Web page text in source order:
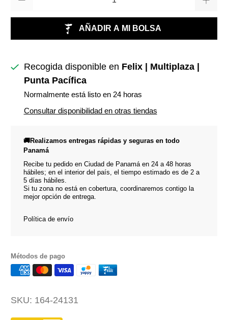
AÑADIR A MI BOLSA
Recogida disponible en Felix | Multiplaza |
Punta Pacífica
Normalmente está listo en 24 horas
Consultar disponibilidad en otras tiendas
🚚Realizamos entregas rápidas y seguras en todo
Panamá
Recibe tu pedido en Ciudad de Panamá en 24 a 48 horas
hábiles; en el interior del país, el tiempo estimado es de 2 a
5 días hábiles.
Si tu zona no está en cobertura, coordinaremos contigo la
mejor opción de entrega.
Política de envío
Métodos de pago
SKU: 164-24131